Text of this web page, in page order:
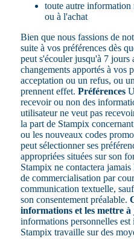
toute autre information
ou à l'achat
Bien que nous fassions de
suite à vos préférences dès
peut s'écouler jusqu'à 7 jours
changements apportés à vos
acceptation ou un refus, ou
prennent effet. Préférences
recevoir ou non des
utilisateur ne veut pas
la part de Stampix
ou les nouveaux codes
peut sélectionner ses
appropriées situées sur son
Stampix ne contactera
de commercialisation par
communication textuelle,
son consentement préalable.
informations et les mettre à
informations personnelles
Stampix travaille sur des